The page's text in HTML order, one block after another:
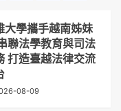
大學攜手越南姊妹
聯法學教育與司法
打造臺越法律交流
08-09